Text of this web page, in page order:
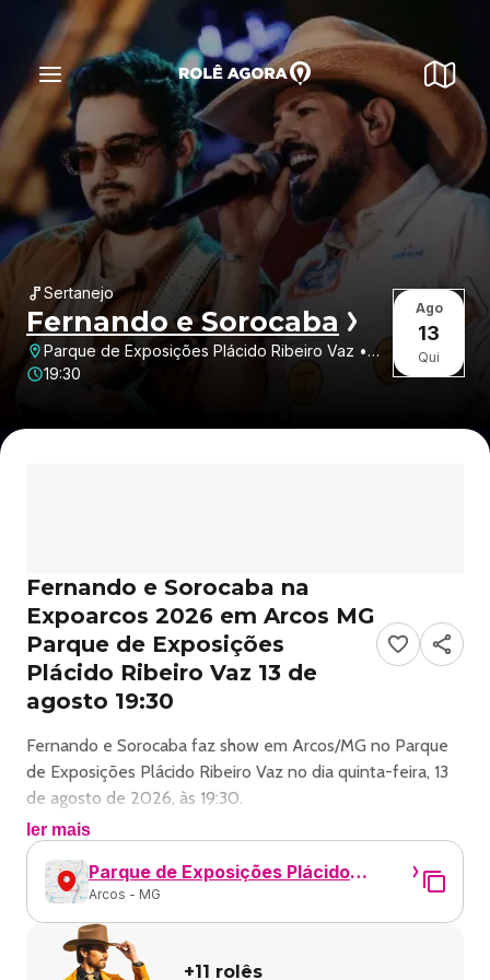
Sertanejo
Fernando e Sorocaba
Parque de Exposições Plácido Ribeiro Vaz •
Arcos • MG
19:30
Ago
13
Qui
Fernando e Sorocaba na
Expoarcos 2026 em Arcos MG
Parque de Exposições
Plácido Ribeiro Vaz 13 de
agosto 19:30
Fernando e Sorocaba faz show em Arcos/MG no Parque
de Exposições Plácido Ribeiro Vaz no dia quinta-feira, 13
de agosto de 2026, às 19:30.
O evento será do estilo Sertanejo e promete reunir fãs
para uma noite especial de música ao vivo.
O show acontece no Parque de Exposições Plácido
Ribeiro Vaz, um espaço conhecido por receber eventos na
ler mais
Parque de Exposições Plácido
Ribeiro Vaz
Arcos - MG
+11 rolês